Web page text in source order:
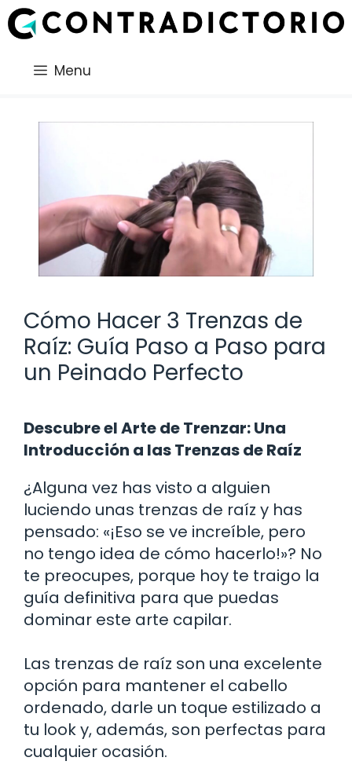
Saltar
al
Menu
Cómo Hacer 3 Trenzas de
Raíz: Guía Paso a Paso para
un Peinado Perfecto
Descubre el Arte de Trenzar: Una
Introducción a las Trenzas de Raíz
¿Alguna vez has visto a alguien
luciendo unas trenzas de raíz y has
pensado: «¡Eso se ve increíble, pero
no tengo idea de cómo hacerlo!»? No
te preocupes, porque hoy te traigo la
guía definitiva para que puedas
dominar este arte capilar.
Las trenzas de raíz son una excelente
opción para mantener el cabello
ordenado, darle un toque estilizado a
tu look y, además, son perfectas para
cualquier ocasión.